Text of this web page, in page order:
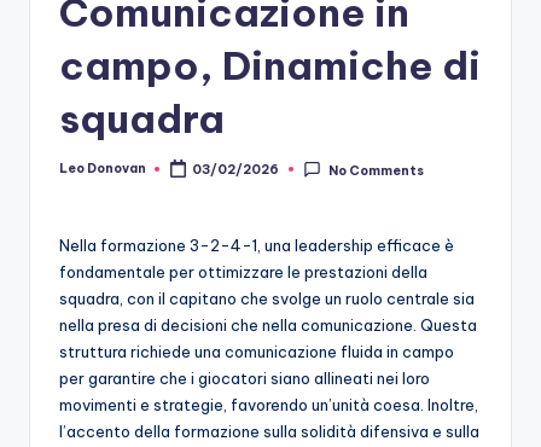
Comunicazione in
campo, Dinamiche di
squadra
Posted
Leo Donovan 03/02/2026 No Comments
Nella formazione 3-2-4-1, una leadership efficace è
fondamentale per ottimizzare le prestazioni della
squadra, con il capitano che svolge un ruolo centrale sia
nella presa di decisioni che nella comunicazione. Questa
struttura richiede una comunicazione fluida in campo
per garantire che i giocatori siano allineati nei loro
movimenti e strategie, favorendo un’unità coesa. Inoltre,
l’accento della formazione sulla solidità difensiva e sulla